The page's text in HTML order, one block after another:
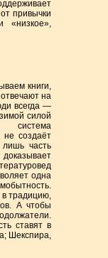
привычки
«низкое»,
книги,
на
всегда —
силой
система
не создаёт
часть
одна
в традицию,
А чтобы
ставят в
Шекспира,